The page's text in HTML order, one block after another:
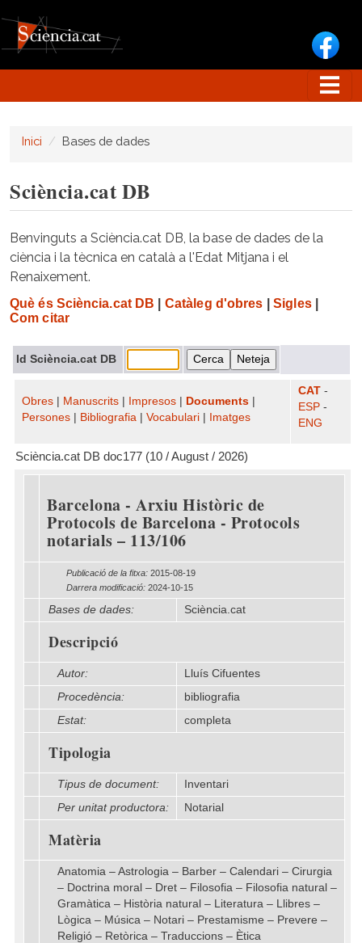
Inici Bases de dades
Sciència.cat DB
Benvinguts a Sciència.cat DB, la base de dades de la
ciència i la tècnica en català a l'Edat Mitjana i el
Renaixement.
Què és Sciència.cat DB Catàleg d'obres Sigles|
Com citar
Id Sciència.cat DB
Obres Manuscrits Impresos Documents
Persones
Bibliografia Vocabulari Imatges
CAT -
ESP -
ENG
Sciència.cat DB doc177 (10 / August / 2026)
Barcelona - Arxiu Històric de
Protocols de Barcelona - Protocols
notarials – 113/106
Publicació de la fitxa: 2015-08-19
Darrera modificació: 2024-10-15
Bases de dades: Sciència.cat
Descripció
Autor:
Lluís Cifuentes
Procedència:
bibliografia
Estat:
completa
Tipologia
Tipus de document:
Inventari
Per unitat productora:
Notarial
Matèria
Anatomia – Astrologia – Barber – Calendari – Cirurgia
– Doctrina moral – Dret – Filosofia – Filosofia natural –
Gramàtica – Història natural – Literatura – Llibres –
Lògica – Música – Notari – Prestamisme – Prevere –
Religió – Retòrica – Traduccions – Ètica